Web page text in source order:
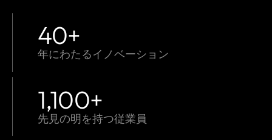
年にわたるイノベーション
40+
先見の明を持つ従業員
1,100+